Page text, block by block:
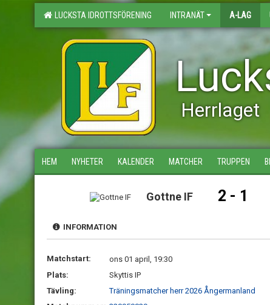
LUCKSTA IDROTTSFÖRENING INTRANÄT A-LAG
Herrlaget
HEM NYHETER KALENDER MATCHER TRUPPEN
Gottne IF 2 - 1
INFORMATION
Matchstart:
ons 01 april, 19:30
Plats:
Skyttis IP
Tävling:
Träningsmatcher herr 2026 Ångermanland